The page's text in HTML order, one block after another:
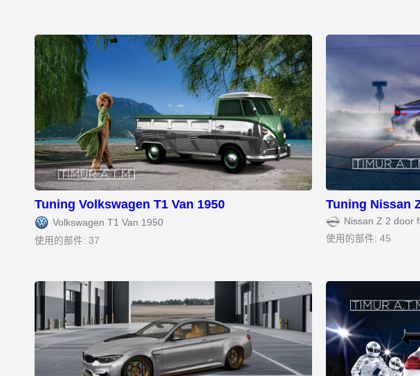
Tuning Volkswagen T1 Van 1950
Volkswagen T1 Van 1950
使用的部件: 37
Tuning Nissan
Nissan Z 2 door
使用的部件: 45